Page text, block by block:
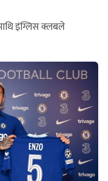
इंग्लिस क्लबले